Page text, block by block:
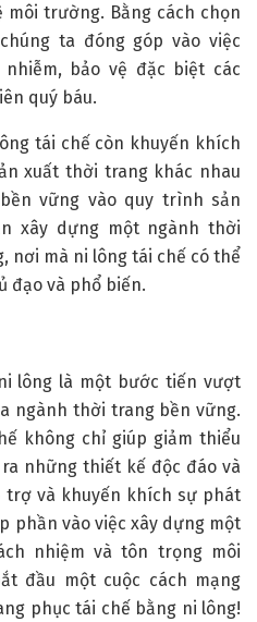
trường. Bằng cách chọn
ta đóng góp vào việc
bảo vệ đặc biệt các
quý báu.
tái chế còn khuyến khích
xuất thời trang khác nhau
vững vào quy trình sản
xây dựng một ngành thời
nơi mà ni lông tái chế có thể
đạo và phổ biến.
lông là một bước tiến vượt
ngành thời trang bền vững.
không chỉ giúp giảm thiểu
những thiết kế độc đáo và
trợ và khuyến khích sự phát
phần vào việc xây dựng một
nhiệm và tôn trọng môi
đầu một cuộc cách mạng
phục tái chế bằng ni lông!